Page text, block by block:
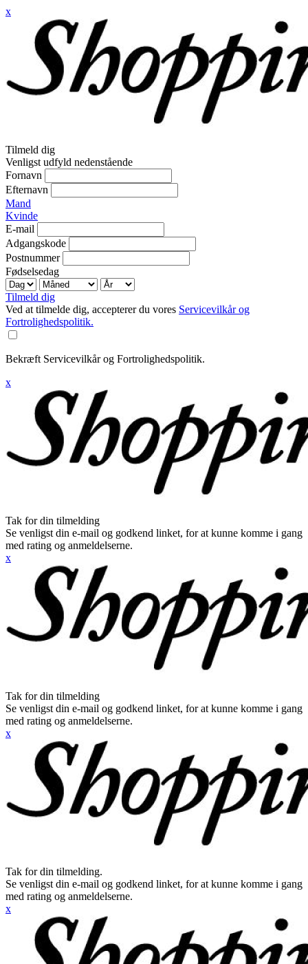
x
Tilmeld dig
Venligst udfyld nedenstående
Fornavn
Efternavn
Mand
Kvinde
E-mail
Adgangskode
Postnummer
Fødselsedag
Tilmeld dig
Ved at tilmelde dig, accepterer du vores Servicevilkår og
Fortrolighedspolitik.
Bekræft Servicevilkår og Fortrolighedspolitik.
x
Tak for din tilmelding
Se venligst din e-mail og godkend linket, for at kunne komme i gang
med rating og anmeldelserne.
x
Tak for din tilmelding
Se venligst din e-mail og godkend linket, for at kunne komme i gang
med rating og anmeldelserne.
x
Tak for din tilmelding.
Se venligst din e-mail og godkend linket, for at kunne komme i gang
med rating og anmeldelserne.
x